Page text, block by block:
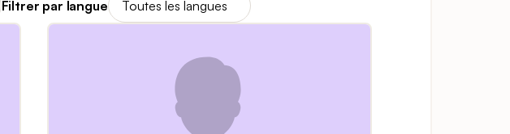
Filtrer par langue Toutes les langues